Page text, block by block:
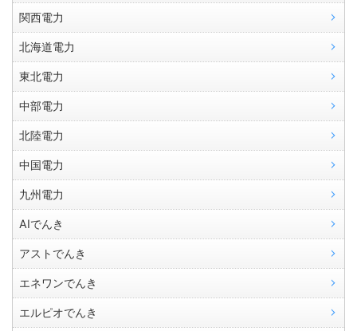
関西電力
北海道電力
東北電力
中部電力
北陸電力
中国電力
九州電力
AIでんき
アストでんき
エネワンでんき
エルピオでんき